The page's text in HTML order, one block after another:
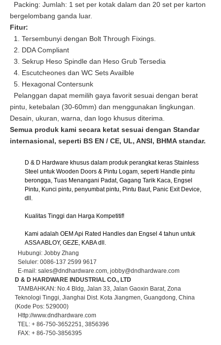
Packing: Jumlah: 1 set per kotak dalam dan 20 set per karton
bergelombang ganda luar.
Fitur:
1. Tersembunyi dengan Bolt Through Fixings.
2. DDA Compliant
3. Sekrup Heso Spindle dan Heso Grub Tersedia
4. Escutcheones dan WC Sets Availble
5. Hexagonal Contersunk
Pelanggan dapat memilih gaya favorit sesuai dengan berat
pintu, ketebalan (30-60mm) dan menggunakan lingkungan.
Desain, ukuran, warna, dan logo khusus diterima.
Semua produk kami secara ketat sesuai dengan Standar
internasional, seperti BS EN / CE, UL, ANSI, BHMA standar.
D & D Hardware khusus dalam produk perangkat keras Stainless
Steel untuk Wooden Doors & Pintu Logam, seperti Handle pintu
berongga, Tuas Menangani Padat, Gagang Tarik Kaca, Engsel
Pintu, Kunci pintu, penyumbat pintu, Pintu Baut, Panic Exit Device,
dll.
Kualitas Tinggi dan Harga Kompetitif!
Kami adalah OEM Api Rated Handles dan Engsel 4 tahun untuk
ASSA ABLOY, GEZE, KABA dll.
Hubungi: Jobby Zhang
Seluler: 0086-137 2599 9617
E-mail: sales@dndhardware.com, jobby@dndhardware.com
D & D HARDWARE INDUSTRIAL CO., LTD
TAMBAHKAN: No.4 Bldg, Jalan 33, Jalan Gaoxin Barat, Zona
Teknologi Tinggi, Jianghai Dist. Kota Jiangmen, Guangdong, China
(Kode Pos: 529000)
Http://www.dndhardware.com
TEL: + 86-750-3652251, 3856396
FAX: + 86-750-3856395